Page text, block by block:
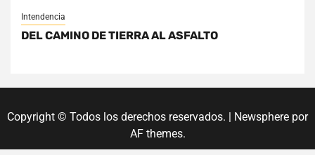
Intendencia
DEL CAMINO DE TIERRA AL ASFALTO
Copyright © Todos los derechos reservados. | Newsphere por
AF themes.